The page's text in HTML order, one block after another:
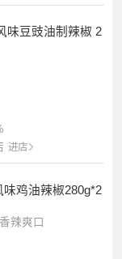
味豆豉油制辣椒 2
进店
鸡油辣椒280g*2
香辣爽口